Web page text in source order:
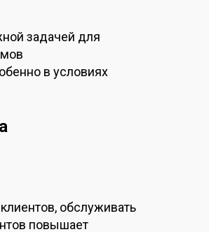
задачей для
в условиях
обслуживать
повышает